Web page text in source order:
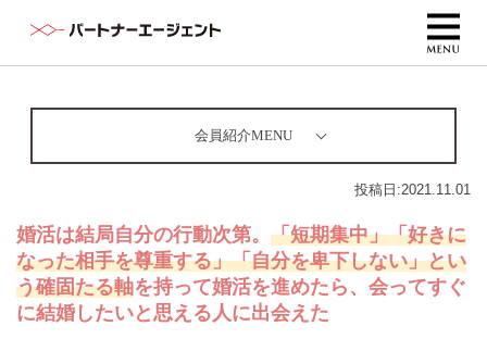
会員紹介MENU
投稿日:2021.11.01
婚活は結局自分の行動次第。 「短期集中」「好きに
なった相手を尊重する」「自分を卑下しない」とい
う確固たる軸を持って婚活を進めたら、会ってすぐ
に結婚したいと思える人に出会えた